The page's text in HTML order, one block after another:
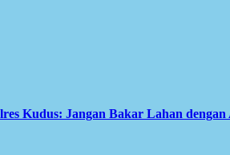
Kudus: Jangan Bakar Lahan dengan